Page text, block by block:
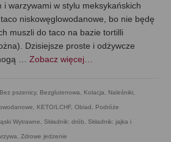
i warzywami w stylu meksykańskich
niskowęglowodanowe, bo nie będę
muszli do taco na bazie tortilli
Dzisiejsze proste i odżywcze
… Zobacz więcej…
Bez pszenicy, Bezglutenowa, Kolacja, Naleśniki,
KETO/LCHF, Obiad , Podróże
Wytrawne, Składnik: drób, Składnik: jajka i
, Zdrowe jedzenie